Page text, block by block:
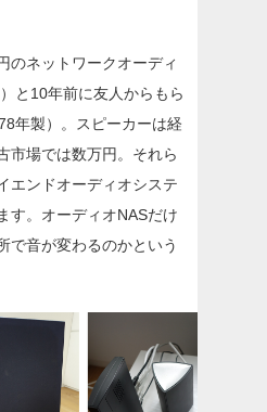
のネットワークオーディ
と10年前に友人からもら
年製）。スピーカーは経
市場では数万円。それら
エンドオーディオシステ
す。オーディオNASだけ
で音が変わるのかという